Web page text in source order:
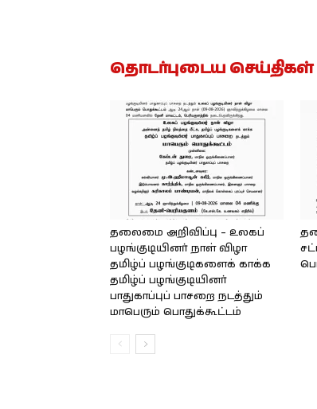
தொடர்புடைய செய்திகள்
தலைமை அறிவிப்பு – உலகப்
பழங்குடியினர் நாள் விழா
தமிழ்ப் பழங்குடிகளைக் காக்க
தமிழ்ப் பழங்குடியினர்
பாதுகாப்புப் பாசறை நடத்தும்
மாபெரும் பொதுக்கூட்டம்